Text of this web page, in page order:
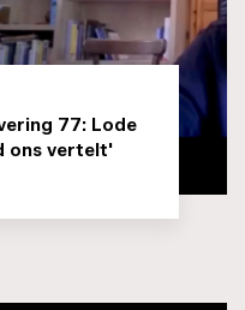
77: Lode
ons vertelt'